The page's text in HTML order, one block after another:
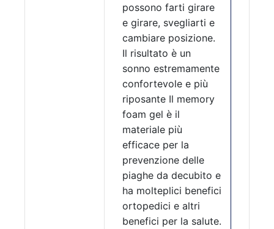
possono farti girare
e girare, svegliarti e
cambiare posizione.
Il risultato è un
sonno estremamente
confortevole e più
riposante Il memory
foam gel è il
materiale più
efficace per la
prevenzione delle
piaghe da decubito e
ha molteplici benefici
ortopedici e altri
benefici per la salute.